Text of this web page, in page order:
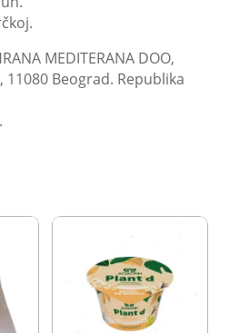
MEDITERANA DOO,
11080 Beograd. Republika